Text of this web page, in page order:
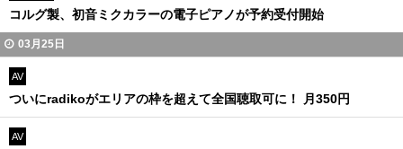
コルグ製、初音ミクカラーの電子ピアノが予約受付開始
03月25日
AV
ついにradikoがエリアの枠を超えて全国聴取可に！ 月350円
AV